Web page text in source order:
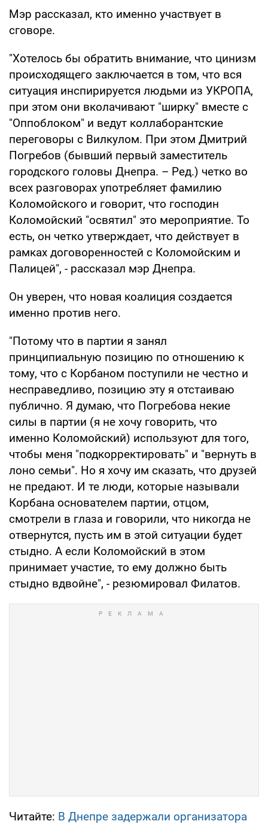
Мэр рассказал, кто именно участвует в
сговоре.
"Хотелось бы обратить внимание, что цинизм
происходящего заключается в том, что вся
ситуация инспирируется людьми из УКРОПА,
при этом они вколачивают "ширку" вместе с
"Оппоблоком" и ведут коллаборантские
переговоры с Вилкулом. При этом Дмитрий
Погребов (бывший первый заместитель
городского головы Днепра. – Ред.) четко во
всех разговорах употребляет фамилию
Коломойского и говорит, что господин
Коломойский "освятил" это мероприятие. То
есть, он четко утверждает, что действует в
рамках договоренностей с Коломойским и
Палицей", - рассказал мэр Днепра.
Он уверен, что новая коалиция создается
именно против него.
"Потому что в партии я занял
принципиальную позицию по отношению к
тому, что с Корбаном поступили не честно и
несправедливо, позицию эту я отстаиваю
публично. Я думаю, что Погребова некие
силы в партии (я не хочу говорить, что
именно Коломойский) используют для того,
чтобы меня "подкорректировать" и "вернуть в
лоно семьи". Но я хочу им сказать, что друзей
не предают. И те люди, которые называли
Корбана основателем партии, отцом,
смотрели в глаза и говорили, что никогда не
отвернутся, пусть им в этой ситуации будет
стыдно. А если Коломойский в этом
принимает участие, то ему должно быть
стыдно вдвойне", - резюмировал Филатов.
Читайте: В Днепре задержали организатора